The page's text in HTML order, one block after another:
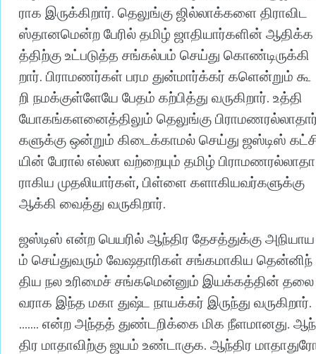
ராக இருக்கிறார். தெலுங்கு ஜில்லாக்களை திராவிட
ஸ்தானமென்ற பேரில் தமிழ் ஜாதியார்களின் ஆதிக்க
த்திற்கு உட்படுத்த சங்கல்பம் செய்து கொண்டிருக்கி
றார். பிராமணர்கள் பரம துன்மார்க்கர் களென்றும் கூ
றி நமக்குள்ளேயே பேதம் கற்பித்து வருகிறார். உத்தி
யோகங்களனைத்திலும் தெலுங்கு
களுக்கு ஒன்றும் கிடைக்காமல் செய்து ஜஸ்டிஸ்
யின் பேரால் எல்லா வற்றையும் தமிழ் பிராமணரல்லாதா
ராகிய முதலியார்கள், பிள்ளை களாகியவர்களுக்கு
ஆக்கி வைத்து வருகிறார்.
ஜஸ்டிஸ் என்ற பெயரில் ஆந்திர தேசத்துக்கு அநியாய
ம் செய்துவரும் வேஷதாரிகள் சங்கமாகிய தென்னிந்
திய நல உரிமைச் சங்கமென்னும் இயக்கத்தின் தலை
வராக இந்த மகா துஷ்ட நாயக்கர் இருந்து வருகிறார்.
....... என்ற அந்தத் துண்டறிக்கை மிக நீளமானது. ஆந்
திர மாதாவிற்கு ஜயம் உண்டாகுக. ஆந்திர